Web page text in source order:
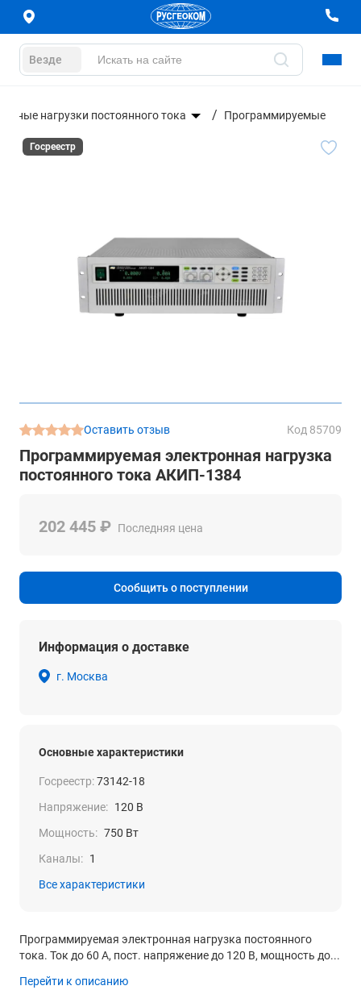
Везде
нагрузки постоянного тока Программируемые
Госреестр
Оставить отзыв Код 85709
Программируемая электронная нагрузка
постоянного тока АКИП-1384
202 445 ₽ Последняя цена
Сообщить о поступлении
Информация о доставке
г. Москва
Основные характеристики
Госреестр:73142-18
Напряжение: 120 В
Мощность: 750 Вт
Каналы: 1
Все характеристики
Программируемая электронная нагрузка постоянного
тока. Ток до 60 А, пост. напряжение до 120 В, мощность до...
Перейти к описанию